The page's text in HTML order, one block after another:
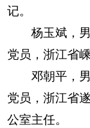
记。
杨玉斌，男
党员，浙江省
邓朝平，男
党员，浙江省
公室主任。